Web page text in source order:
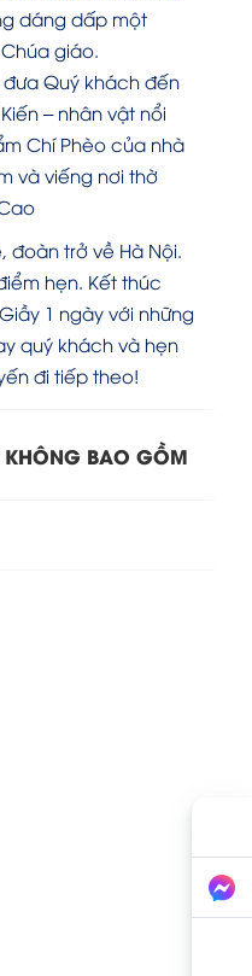
dáng dấp một
giáo.
đưa Quý khách đến
– nhân vật nổi
Chí Phèo của nhà
và viếng nơi thờ
đoàn trở về Hà Nội.
hẹn. Kết thúc
1 ngày với những
quý khách và hẹn
đi tiếp theo!
BAO GỒM